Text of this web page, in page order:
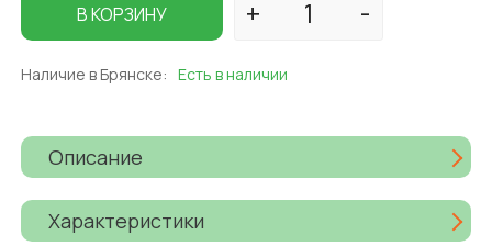
В КОРЗИНУ
Наличие в Брянске: Есть в наличии
Описание
Характеристики